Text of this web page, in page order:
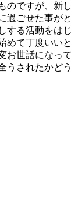
ですが、新
ごせた事が
る活動を
て丁度いいと
世話にな
されたか